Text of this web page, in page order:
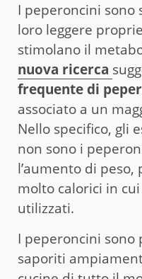
I peperoncini sono
loro leggere
stimolano il
nuova ricerca
frequente di
associato a un
Nello specifico, gli
non sono i
l’aumento di
molto calorici in
utilizzati.
I peperoncini sono
saporiti